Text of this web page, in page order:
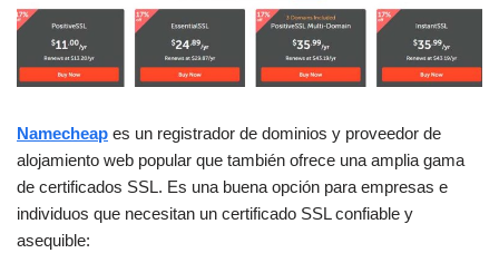
Namecheap es un registrador de dominios y proveedor de
alojamiento web popular que también ofrece una amplia gama
de certificados SSL. Es una buena opción para empresas e
individuos que necesitan un certificado SSL confiable y
asequible: